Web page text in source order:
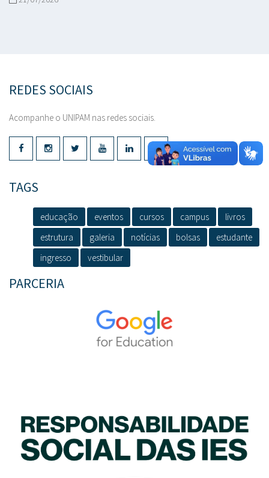
REDES SOCIAIS
Acompanhe o UNIPAM nas redes sociais.
TAGS
educação eventos cursos campus
livros
estrutura
galeria notícias bolsas
estudante
ingresso
vestibular
PARCERIA